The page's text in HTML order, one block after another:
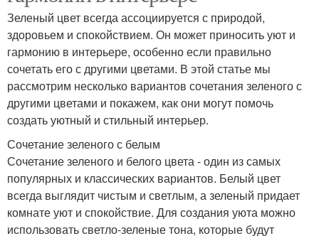
Зеленый цвет всегда ассоциируется с природой,
здоровьем и спокойствием. Он может приносить уют и
гармонию в интерьере, особенно если правильно
сочетать его с другими цветами. В этой статье мы
рассмотрим несколько вариантов сочетания зеленого с
другими цветами и покажем, как они могут помочь
создать уютный и стильный интерьер.
Сочетание зеленого с белым
Сочетание зеленого и белого цвета - один из самых
популярных и классических вариантов. Белый цвет
всегда выглядит чистым и светлым, а зеленый придает
комнате уют и спокойствие. Для создания уюта можно
использовать светло-зеленые тона, которые будут